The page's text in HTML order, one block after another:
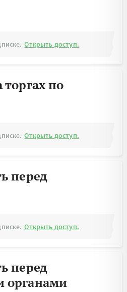
Открыть доступ.
по
Открыть доступ.
перед
Открыть доступ.
перед